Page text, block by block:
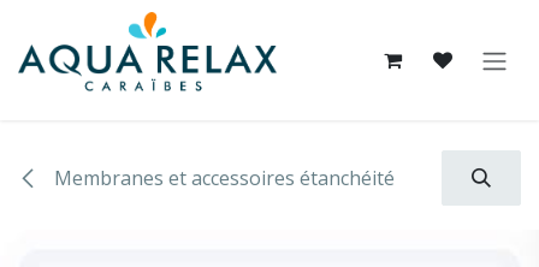
Se rendre au contenu
Membranes et accessoires étanchéité